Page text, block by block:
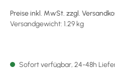
Preise inkl. MwSt. zzgl.
Versandgewicht: 1.29 kg
Sofort verfügbar, 24-48h